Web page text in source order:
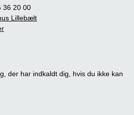
36 20 00
Lillebælt
der har indkaldt dig, hvis du ikke kan